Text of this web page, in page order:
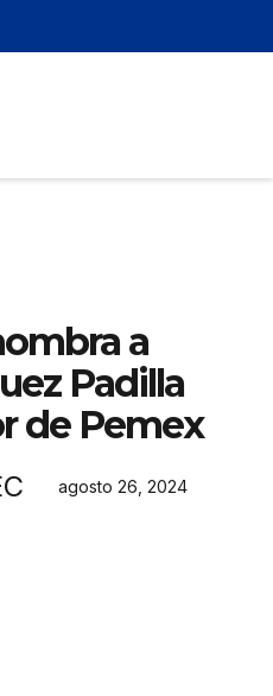
a
Padilla
de Pemex
agosto 26, 2024